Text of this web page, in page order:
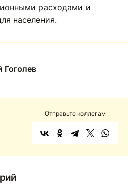
расходами и
населения.
Гоголев
Отправьте коллегам